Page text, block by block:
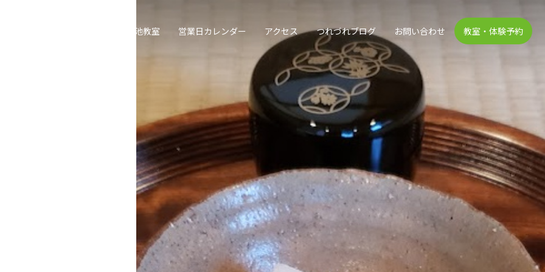
遠州流茶道大池教室 営業日カレンダー アクセス つれづれブログ お問い合わせ 教室・体験予約